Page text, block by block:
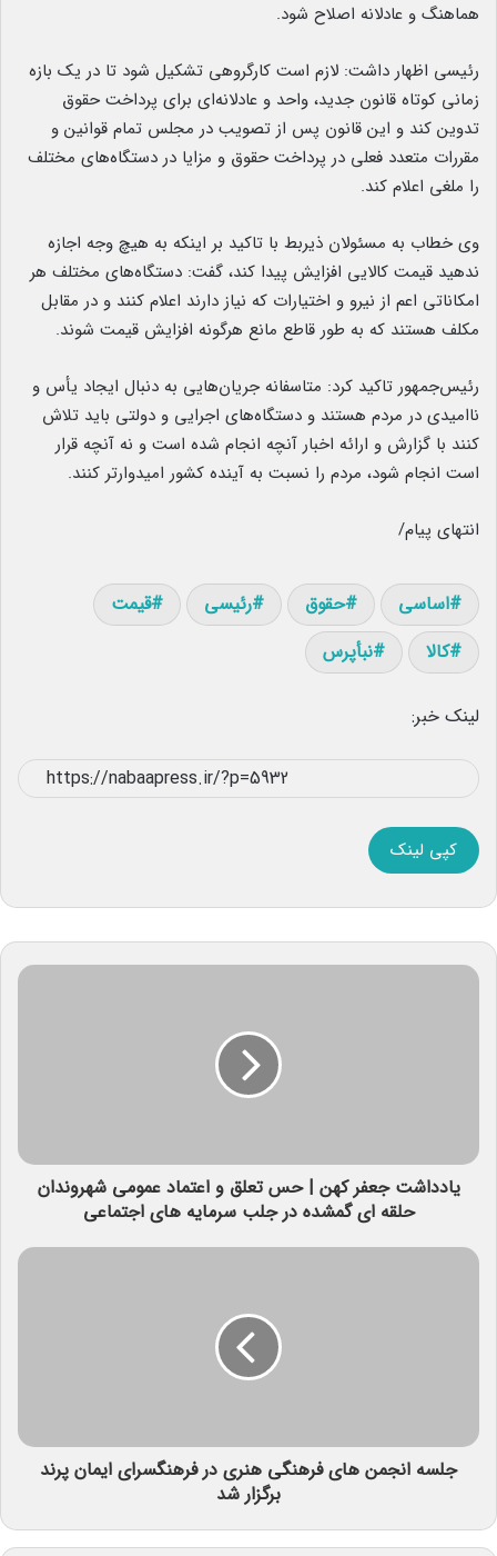
هماهنگ و عادلانه اصلاح شود.
رئیسی اظهار داشت: لازم است کارگروهی تشکیل شود تا در یک بازه
زمانی کوتاه قانون جدید، واحد و عادلانه‌ای برای پرداخت حقوق
تدوین کند و این قانون پس از تصویب در مجلس تمام قوانین و
مقررات متعدد فعلی در پرداخت حقوق و مزایا در دستگاه‌های مختلف
را ملغی اعلام کند.
وی خطاب به مسئولان ذیربط با تاکید بر اینکه به هیچ وجه اجازه
ندهید قیمت کالایی افزایش پیدا کند، گفت: دستگاه‌های مختلف هر
امکاناتی اعم از نیرو و اختیارات که نیاز دارند اعلام کنند و در مقابل
مکلف هستند که به طور قاطع مانع هرگونه افزایش قیمت شوند.
رئیس‌جمهور تاکید کرد: متاسفانه جریان‌هایی به دنبال ایجاد یأس و
ناامیدی در مردم هستند و دستگاه‌های اجرایی و دولتی باید تلاش
کنند با گزارش و ارائه اخبار آنچه انجام شده است و نه آنچه قرار
است انجام شود، مردم را نسبت به آینده کشور امیدوارتر کنند.
انتهای پیام/
اساسی حقوق رئیسی
قیمت
کالا
نبأپرس
لینک خبر:
کپی لینک
یادداشت جعفر کهن | حس تعلق و اعتماد عمومی شهروندان
حلقه ای گمشده در جلب سرمایه های اجتماعی
جلسه انجمن های فرهنگی هنری در فرهنگسرای ایمان پرند
برگزار شد